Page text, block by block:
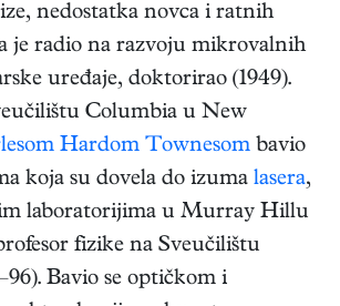
nedostatka novca i ratnih
je radio na razvoju mikrovalnih
uređaje, doktorirao (1949).
Columbia u New
Hardom Townesom bavio
koja su dovela do izuma lasera,
laboratorijima u Murray Hillu
fizike na Sveučilištu
Bavio se optičkom i